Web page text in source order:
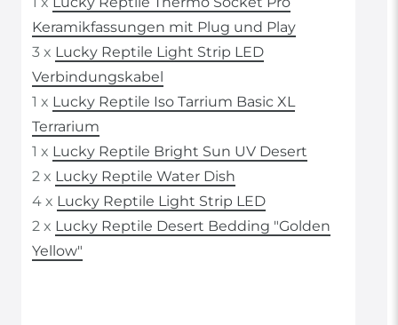
Keramikfassungen mit Plug und Play
3 x Lucky Reptile Light Strip LED
Verbindungskabel
1 x Lucky Reptile Iso Tarrium Basic XL
Terrarium
1 x Lucky Reptile Bright Sun UV Desert
2 x Lucky Reptile Water Dish
4 x Lucky Reptile Light Strip LED
2 x Lucky Reptile Desert Bedding "Golden
Yellow"